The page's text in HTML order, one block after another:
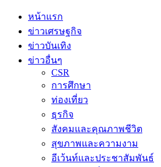
Skip
content
หน้าแรก
ข่าวเศรษฐกิจ
ข่าวบันเทิง
ข่าวอื่นๆ
CSR
การศึกษา
ท่องเที่ยว
ธุรกิจ
สังคมและคุณภาพชีวิต
สุขภาพและความงาม
อีเว้นท์และประชาสัมพันธ์